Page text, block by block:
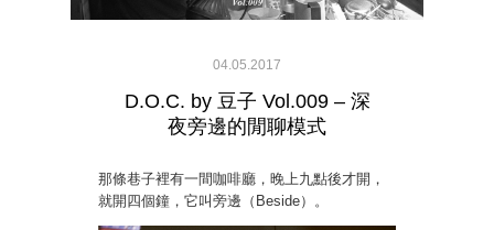
04.05.2017
D.O.C. by 豆子 Vol.009 – 深
夜旁邊的閒聊模式
那條巷子裡有一間咖啡廳，晚上九點後才開，
就開四個鐘，它叫旁邊（Beside）。